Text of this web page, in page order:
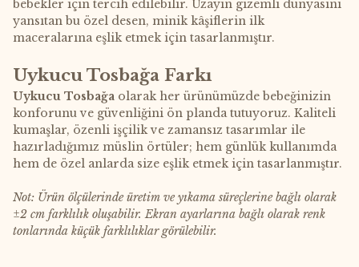
bebekler için tercih edilebilir. Uzayın gizemli dünyasını
yansıtan bu özel desen, minik kâşiflerin ilk
maceralarına eşlik etmek için tasarlanmıştır.
Uykucu Tosbağa Farkı
Uykucu Tosbağa olarak her ürünümüzde bebeğinizin
konforunu ve güvenliğini ön planda tutuyoruz. Kaliteli
kumaşlar, özenli işçilik ve zamansız tasarımlar ile
hazırladığımız müslin örtüler; hem günlük kullanımda
hem de özel anlarda size eşlik etmek için tasarlanmıştır.
Not: Ürün ölçülerinde üretim ve yıkama süreçlerine bağlı olarak
±2 cm farklılık oluşabilir. Ekran ayarlarına bağlı olarak renk
tonlarında küçük farklılıklar görülebilir.